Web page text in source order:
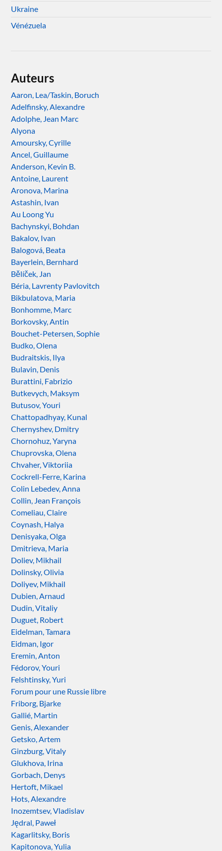
Ukraine
Vénézuela
Auteurs
Aaron, Lea/Taskin, Boruch
Adelfinsky, Alexandre
Adolphe, Jean Marc
Alyona
Amoursky, Cyrille
Ancel, Guillaume
Anderson, Kevin B.
Antoine, Laurent
Aronova, Marina
Astashin, Ivan
Au Loong Yu
Bachynskyi, Bohdan
Bakalov, Ivan
Balogová, Beata
Bayerlein, Bernhard
Bělíček, Jan
Béria, Lavrenty Pavlovitch
Bikbulatova, Maria
Bonhomme, Marc
Borkovsky, Antin
Bouchet-Petersen, Sophie
Budko, Olena
Budraitskis, Ilya
Bulavin, Denis
Burattini, Fabrizio
Butkevych, Maksym
Butusov, Youri
Chattopadhyay, Kunal
Chernyshev, Dmitry
Chornohuz, Yaryna
Chuprovska, Olena
Chvaher, Viktoriia
Cockrell-Ferre, Karina
Colin Lebedev, Anna
Collin, Jean François
Comeliau, Claire
Coynash, Halya
Denisyaka, Olga
Dmitrieva, Maria
Doliev, Mikhail
Dolinsky, Olivia
Doliyev, Mikhail
Dubien, Arnaud
Dudin, Vitaliy
Duguet, Robert
Eidelman, Tamara
Eidman, Igor
Eremin, Anton
Fédorov, Youri
Felshtinsky, Yuri
Forum pour une Russie libre
Friborg, Bjarke
Gallié, Martin
Genis, Alexander
Getsko, Artem
Ginzburg, Vitaly
Glukhova, Irina
Gorbach, Denys
Hertoft, Mikael
Hots, Alexandre
Inozemtsev, Vladislav
Jędral, Paweł
Kagarlitsky, Boris
Kapitonova, Yulia